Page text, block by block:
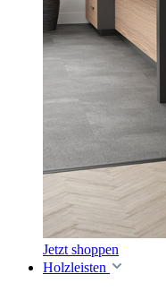
Jetzt shoppen
Holzleisten